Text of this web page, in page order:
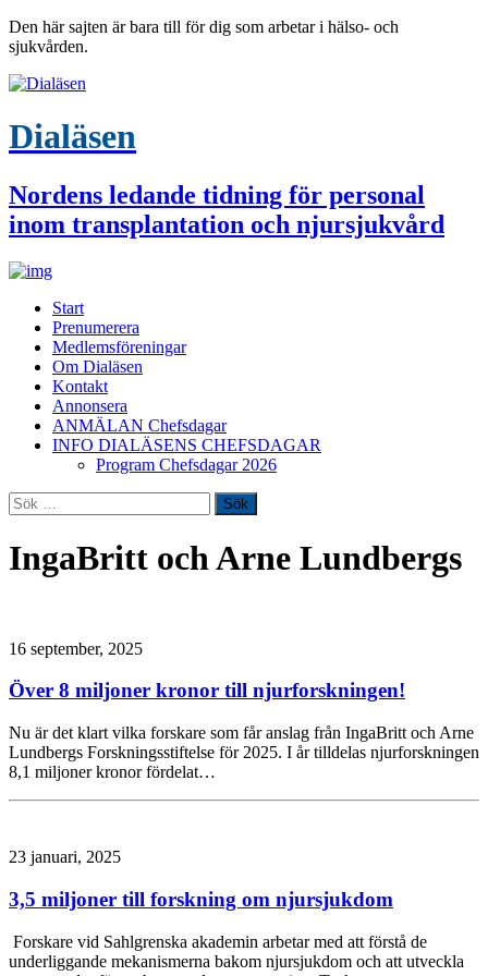
Den här sajten är bara till för dig som arbetar i hälso- och
sjukvården.
Dialäsen
Nordens ledande tidning för personal
inom transplantation och njursjukvård
Start
Prenumerera
Medlemsföreningar
Om Dialäsen
Kontakt
Annonsera
ANMÄLAN Chefsdagar
INFO DIALÄSENS CHEFSDAGAR
Program Chefsdagar 2026
Sök
efter:
IngaBritt och Arne Lundbergs
16 september, 2025
Över 8 miljoner kronor till njurforskningen!
Nu är det klart vilka forskare som får anslag från IngaBritt och Arne
Lundbergs Forskningsstiftelse för 2025. I år tilldelas njurforskningen
8,1 miljoner kronor fördelat…
23 januari, 2025
3,5 miljoner till forskning om njursjukdom
Forskare vid Sahlgrenska akademin arbetar med att förstå de
underliggande mekanismerna bakom njursjukdom och att utveckla